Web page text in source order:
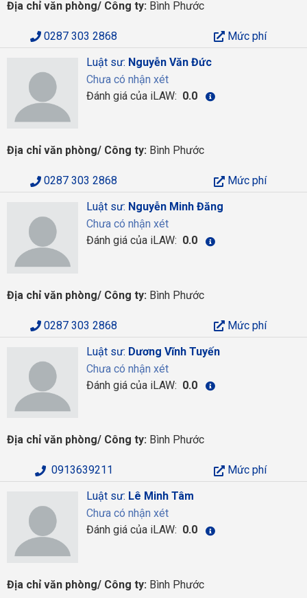
Địa chỉ văn phòng/ Công ty: Bình Phước
0287 303 2868
Mức phí
Luật sư: Nguyễn Văn Đức
Chưa có nhận xét
Đánh giá của iLAW: 0.0
Địa chỉ văn phòng/ Công ty: Bình Phước
0287 303 2868
Mức phí
Luật sư: Nguyễn Minh Đăng
Chưa có nhận xét
Đánh giá của iLAW: 0.0
Địa chỉ văn phòng/ Công ty: Bình Phước
0287 303 2868
Mức phí
Luật sư: Dương Vĩnh Tuyến
Chưa có nhận xét
Đánh giá của iLAW: 0.0
Địa chỉ văn phòng/ Công ty: Bình Phước
0913639211
Mức phí
Luật sư: Lê Minh Tâm
Chưa có nhận xét
Đánh giá của iLAW: 0.0
Địa chỉ văn phòng/ Công ty: Bình Phước